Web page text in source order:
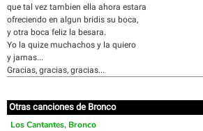
que tal vez tambien ella ahora estara
ofreciendo en algun bridis su boca,
y otra boca feliz la besara.
Yo la quize muchachos y la quiero
y jamas...
Gracias, gracias, gracias...
Otras canciones de Bronco
Los Cantantes, Bronco